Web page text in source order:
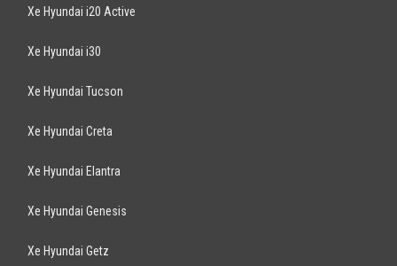
Xe Hyundai i20 Active
Xe Hyundai i30
Xe Hyundai Tucson
Xe Hyundai Creta
Xe Hyundai Elantra
Xe Hyundai Genesis
Xe Hyundai Getz